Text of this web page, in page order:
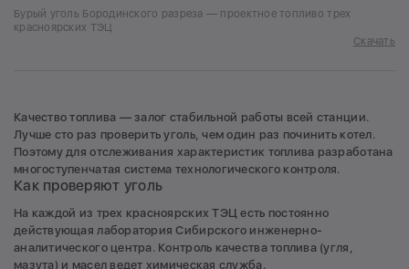
Бурый уголь Бородинского разреза — проектное топливо трех
красноярских ТЭЦ
Скачать
Качество топлива — залог стабильной работы всей станции.
Лучше сто раз проверить уголь, чем один раз починить котел.
Поэтому для отслеживания характеристик топлива разработана
многоступенчатая система технологического контроля.
Как проверяют уголь
На каждой из трех красноярских ТЭЦ есть постоянно
действующая лаборатория Сибирского инженерно-
аналитического центра. Контроль качества топлива (угля,
мазута) и масел ведет химическая служба.